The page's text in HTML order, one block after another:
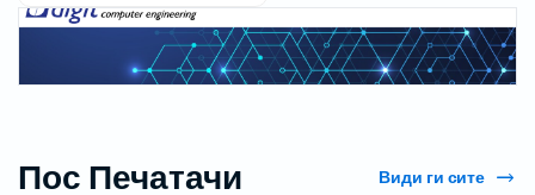
Пос Печатачи Види ги сите